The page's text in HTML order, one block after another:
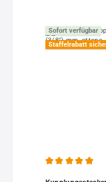
Sofort verfügbar
Staffelrabatt